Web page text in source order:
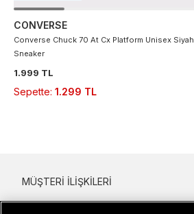
CONVERSE
Converse Chuck 70 At Cx Platform Unisex Siyah
Sneaker
1.999 TL
Sepette: 1.299 TL
MÜŞTERI İLIŞKILERI